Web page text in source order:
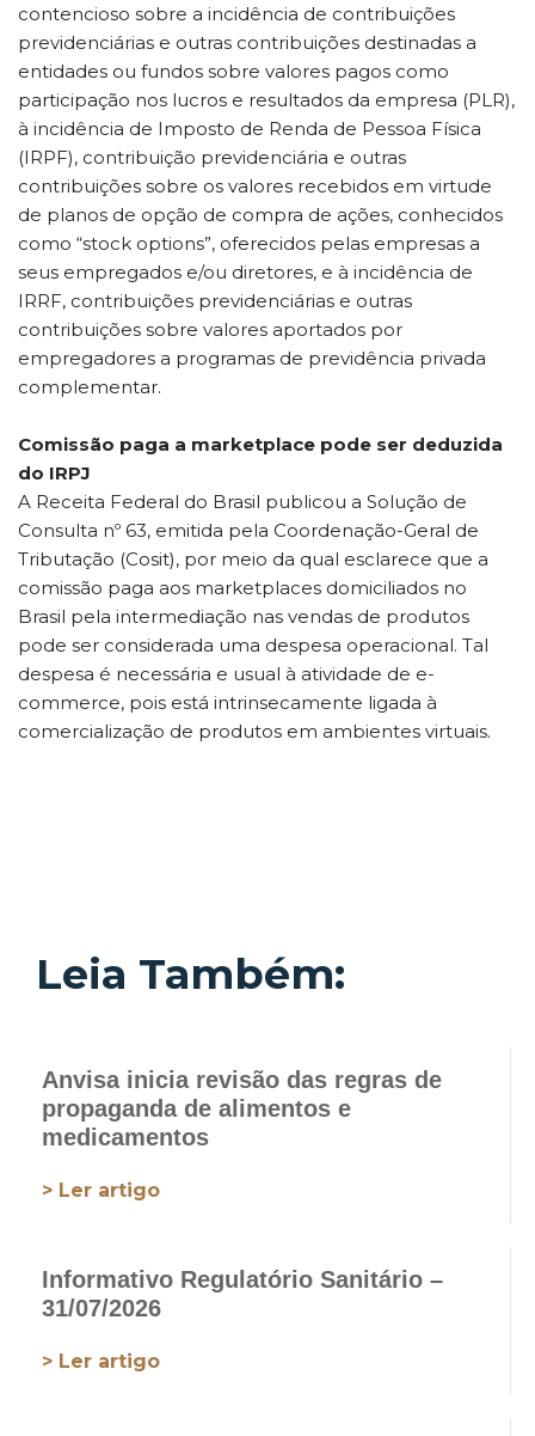
contencioso sobre a incidência de contribuições
previdenciárias e outras contribuições destinadas a
entidades ou fundos sobre valores pagos como
participação nos lucros e resultados da empresa (PLR),
à incidência de Imposto de Renda de Pessoa Física
(IRPF), contribuição previdenciária e outras
contribuições sobre os valores recebidos em virtude
de planos de opção de compra de ações, conhecidos
como “stock options”, oferecidos pelas empresas a
seus empregados e/ou diretores, e à incidência de
IRRF, contribuições previdenciárias e outras
contribuições sobre valores aportados por
empregadores a programas de previdência privada
complementar.
Comissão paga a marketplace pode ser deduzida
do IRPJ
A Receita Federal do Brasil publicou a Solução de
Consulta nº 63, emitida pela Coordenação-Geral de
Tributação (Cosit), por meio da qual esclarece que a
comissão paga aos marketplaces domiciliados no
Brasil pela intermediação nas vendas de produtos
pode ser considerada uma despesa operacional. Tal
despesa é necessária e usual à atividade de e-
commerce, pois está intrinsecamente ligada à
comercialização de produtos em ambientes virtuais.
Leia Também:
Anvisa inicia revisão das regras de
propaganda de alimentos e
medicamentos
> Ler artigo
Informativo Regulatório Sanitário –
31/07/2026
> Ler artigo